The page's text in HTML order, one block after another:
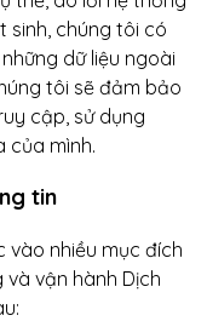
sinh, chúng tôi có
dữ liệu ngoài
tôi sẽ đảm bảo
cập, sử dụng
của mình.
tin
vào nhiều mục đích
vận hành Dịch